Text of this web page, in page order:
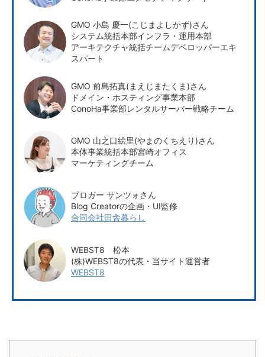
GMO 小島 慶一(こじまよしかず)さん
システム統括本部インフラ・運用本部
アーキテクチャ統括チームデベロッパーエキ
スパート
GMO 前島拓真(まえじまたくま)さん
ドメイン・ホスティング事業本部
ConoHa事業部レンタルサーバー戦略チーム
GMO 山之口絵里(やまのくちえり)さん
本体事業統括本部宮崎オフィス
マーケティングチーム
ブロガー サンツォさん
Blog Creatorの企画・UI監修
合同会社田舎暮らし
WEBST8 松本
(株)WEBST8の代表・当サイト運営者
WEBST8